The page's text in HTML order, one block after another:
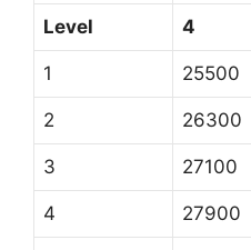
Level 4
1 25500
2 26300
3 27100
4 27900